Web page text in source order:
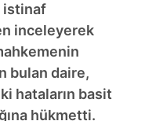
istinaf
inceleyerek
bulan daire,
hataların basit
hükmetti.